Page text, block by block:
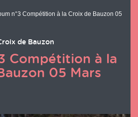
n°3 Compétition à la Croix de Bauzon 05
de Bauzon
Compétition à la
05 Mars